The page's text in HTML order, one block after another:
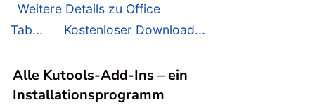
Weitere Details zu Office
Tab...
Kostenloser Download...
Alle Kutools-Add-Ins – ein
Installationsprogramm